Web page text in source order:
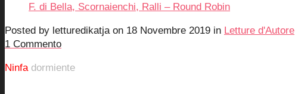
F. di Bella, Scornaienchi, Ralli – Round Robin
Posted by letturedikatjaon 18 Novembre 2019 in Letture d'Autore
1 Commento
Ninfadormiente